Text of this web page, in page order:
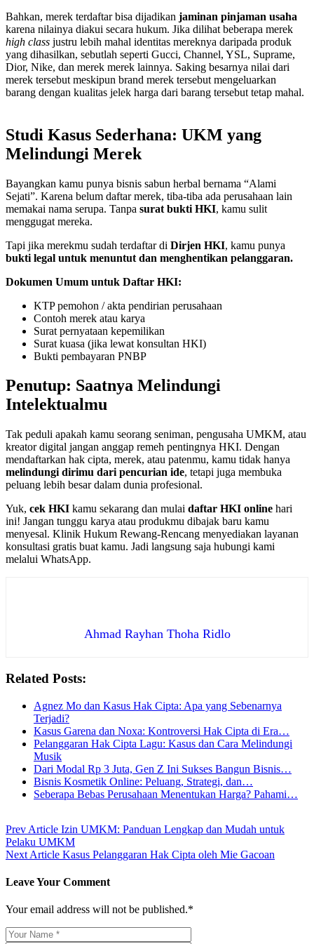
Bahkan, merek terdaftar bisa dijadikan jaminan pinjaman usaha
karena nilainya diakui secara hukum. Jika dilihat beberapa merek
high class justru lebih mahal identitas mereknya daripada produk
yang dihasilkan, sebutlah seperti Gucci, Channel, YSL, Suprame,
Dior, Nike, dan merek merek lainnya. Saking besarnya nilai dari
merek tersebut meskipun brand merek tersebut mengeluarkan
barang dengan kualitas jelek harga dari barang tersebut tetap mahal.
Studi Kasus Sederhana: UKM yang
Melindungi Merek
Bayangkan kamu punya bisnis sabun herbal bernama “Alami
Sejati”. Karena belum daftar merek, tiba-tiba ada perusahaan lain
memakai nama serupa. Tanpa surat bukti HKI, kamu sulit
menggugat mereka.
Tapi jika merekmu sudah terdaftar di Dirjen HKI, kamu punya
bukti legal untuk menuntut dan menghentikan pelanggaran.
Dokumen Umum untuk Daftar HKI:
KTP pemohon / akta pendirian perusahaan
Contoh merek atau karya
Surat pernyataan kepemilikan
Surat kuasa (jika lewat konsultan HKI)
Bukti pembayaran PNBP
Penutup: Saatnya Melindungi
Intelektualmu
Tak peduli apakah kamu seorang seniman, pengusaha UMKM, atau
kreator digital jangan anggap remeh pentingnya HKI. Dengan
mendaftarkan hak cipta, merek, atau patenmu, kamu tidak hanya
melindungi dirimu dari pencurian ide, tetapi juga membuka
peluang lebih besar dalam dunia profesional.
Yuk, cek HKI kamu sekarang dan mulai daftar HKI online hari
ini! Jangan tunggu karya atau produkmu dibajak baru kamu
menyesal. Klinik Hukum Rewang-Rencang menyediakan layanan
konsultasi gratis buat kamu. Jadi langsung saja hubungi kami
melalui WhatsApp.
Ahmad Rayhan Thoha Ridlo
Related Posts:
Agnez Mo dan Kasus Hak Cipta: Apa yang Sebenarnya
Terjadi?
Kasus Garena dan Noxa: Kontroversi Hak Cipta di Era…
Pelanggaran Hak Cipta Lagu: Kasus dan Cara Melindungi
Musik
Dari Modal Rp 3 Juta, Gen Z Ini Sukses Bangun Bisnis…
Bisnis Kosmetik Online: Peluang, Strategi, dan…
Seberapa Bebas Perusahaan Menentukan Harga? Pahami…
Prev Article Izin UMKM: Panduan Lengkap dan Mudah untuk
Pelaku UMKM
Next Article Kasus Pelanggaran Hak Cipta oleh Mie Gacoan
Leave Your Comment
Your email address will not be published.*